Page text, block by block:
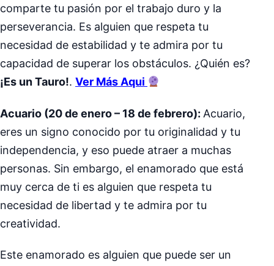
comparte tu pasión por el trabajo duro y la
perseverancia. Es alguien que respeta tu
necesidad de estabilidad y te admira por tu
capacidad de superar los obstáculos. ¿Quién es?
¡Es un Tauro!. Ver Más Aqui
Acuario (20 de enero – 18 de febrero): Acuario,
eres un signo conocido por tu originalidad y tu
independencia, y eso puede atraer a muchas
personas. Sin embargo, el enamorado que está
muy cerca de ti es alguien que respeta tu
necesidad de libertad y te admira por tu
creatividad.
Este enamorado es alguien que puede ser un